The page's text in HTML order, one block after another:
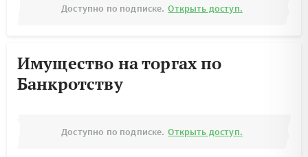
Доступно по подписке. Открыть доступ.
Имущество на торгах по
Банкротству
Доступно по подписке. Открыть доступ.